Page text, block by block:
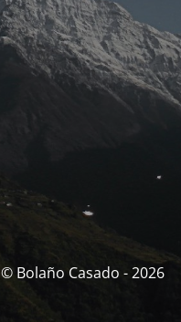
© Bolaño Casado - 2026